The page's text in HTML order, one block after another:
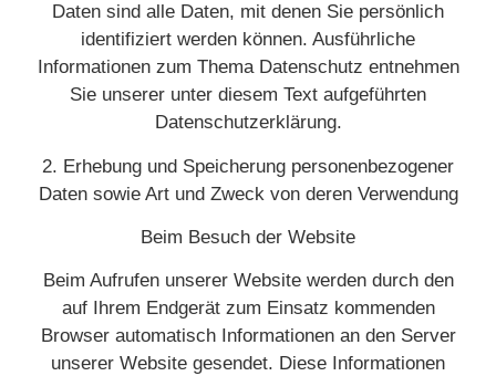
Daten sind alle Daten, mit denen Sie persönlich
identifiziert werden können. Ausführliche
Informationen zum Thema Datenschutz entnehmen
Sie unserer unter diesem Text aufgeführten
Datenschutzerklärung.
2. Erhebung und Speicherung personenbezogener
Daten sowie Art und Zweck von deren Verwendung
Beim Besuch der Website
Beim Aufrufen unserer Website werden durch den
auf Ihrem Endgerät zum Einsatz kommenden
Browser automatisch Informationen an den Server
unserer Website gesendet. Diese Informationen